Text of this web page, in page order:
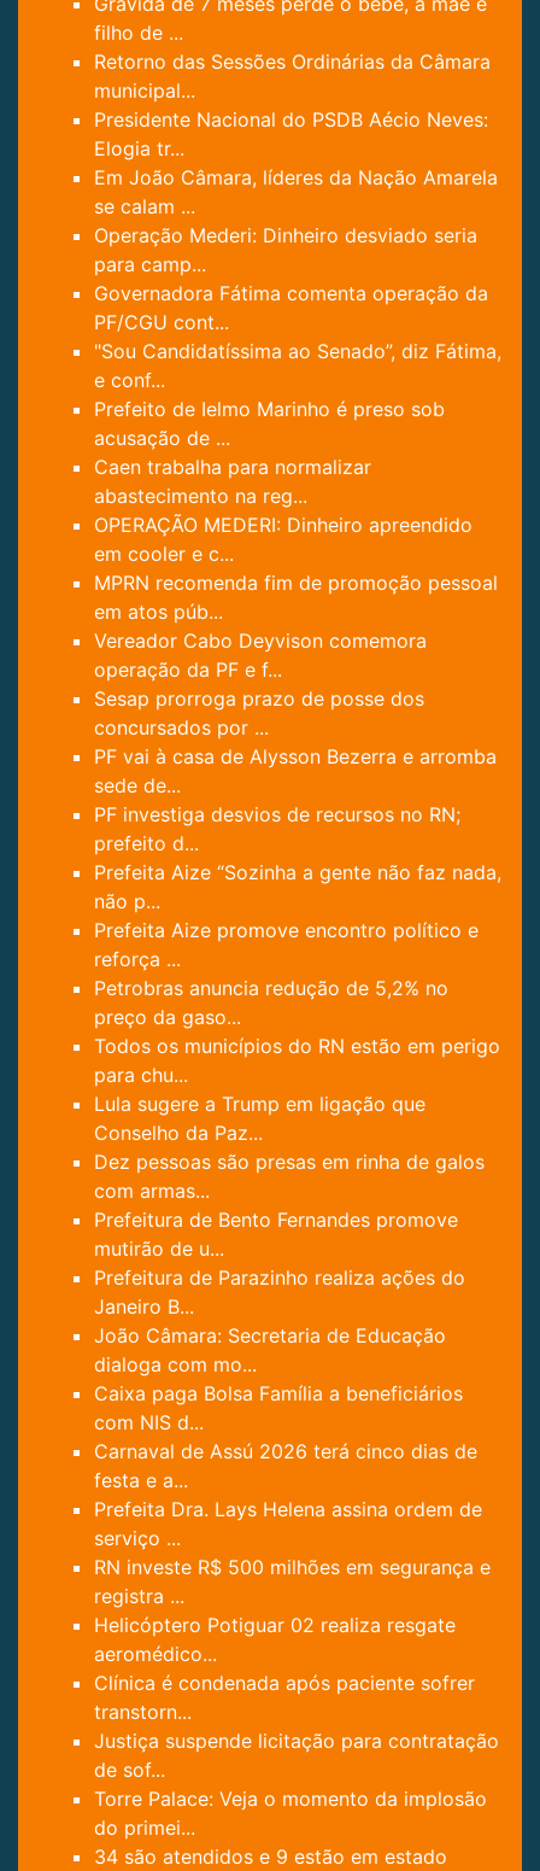
filho de ...
Retorno das Sessões Ordinárias da Câmara
municipal...
Presidente Nacional do PSDB Aécio Neves:
Elogia tr...
Em João Câmara, líderes da Nação Amarela
se calam ...
Operação Mederi: Dinheiro desviado seria
para camp...
Governadora Fátima comenta operação da
PF/CGU cont...
"Sou Candidatíssima ao Senado”, diz Fátima,
e conf...
Prefeito de Ielmo Marinho é preso sob
acusação de ...
Caen trabalha para normalizar
abastecimento na reg...
OPERAÇÃO MEDERI: Dinheiro apreendido
em cooler e c...
MPRN recomenda fim de promoção pessoal
em atos púb...
Vereador Cabo Deyvison comemora
operação da PF e f...
Sesap prorroga prazo de posse dos
concursados por ...
PF vai à casa de Alysson Bezerra e arromba
sede de...
PF investiga desvios de recursos no RN;
prefeito d...
Prefeita Aize “Sozinha a gente não faz nada,
não p...
Prefeita Aize promove encontro político e
reforça ...
Petrobras anuncia redução de 5,2% no
preço da gaso...
Todos os municípios do RN estão em perigo
para chu...
Lula sugere a Trump em ligação que
Conselho da Paz...
Dez pessoas são presas em rinha de galos
com armas...
Prefeitura de Bento Fernandes promove
mutirão de u...
Prefeitura de Parazinho realiza ações do
Janeiro B...
João Câmara: Secretaria de Educação
dialoga com mo...
Caixa paga Bolsa Família a beneficiários
com NIS d...
Carnaval de Assú 2026 terá cinco dias de
festa e a...
Prefeita Dra. Lays Helena assina ordem de
serviço ...
RN investe R$ 500 milhões em segurança e
registra ...
Helicóptero Potiguar 02 realiza resgate
aeromédico...
Clínica é condenada após paciente sofrer
transtorn...
Justiça suspende licitação para contratação
de sof...
Torre Palace: Veja o momento da implosão
do primei...
34 são atendidos e 9 estão em estado